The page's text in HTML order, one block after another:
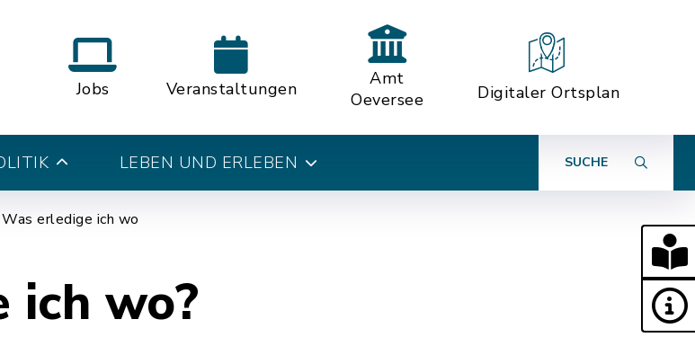
Jobs Veranstaltungen
Amt
Oeversee
Digitaler Ortsplan
LEBEN UND ERLEBEN SUCHE
Was erledige ich wo
ich wo?